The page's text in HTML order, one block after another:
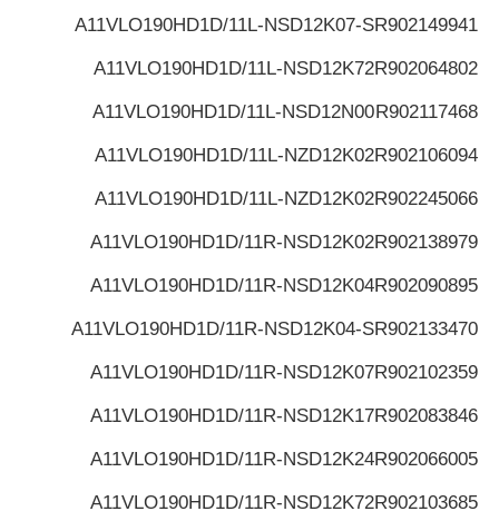
R902149941
A11VLO190HD1D/11L-NSD12K07-S
R902064802
A11VLO190HD1D/11L-NSD12K72
R902117468
A11VLO190HD1D/11L-NSD12N00
R902106094
A11VLO190HD1D/11L-NZD12K02
R902245066
A11VLO190HD1D/11L-NZD12K02
R902138979
A11VLO190HD1D/11R-NSD12K02
R902090895
A11VLO190HD1D/11R-NSD12K04
R902133470
A11VLO190HD1D/11R-NSD12K04-S
R902102359
A11VLO190HD1D/11R-NSD12K07
R902083846
A11VLO190HD1D/11R-NSD12K17
R902066005
A11VLO190HD1D/11R-NSD12K24
R902103685
A11VLO190HD1D/11R-NSD12K72